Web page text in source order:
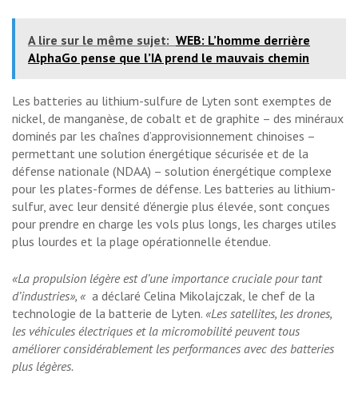
A lire sur le même sujet: WEB: L’homme derrière
AlphaGo pense que l’IA prend le mauvais chemin
Les batteries au lithium-sulfure de Lyten sont exemptes de
nickel, de manganèse, de cobalt et de graphite – des minéraux
dominés par les chaînes d’approvisionnement chinoises –
permettant une solution énergétique sécurisée et de la
défense nationale (NDAA) – solution énergétique complexe
pour les plates-formes de défense. Les batteries au lithium-
sulfur, avec leur densité d’énergie plus élevée, sont conçues
pour prendre en charge les vols plus longs, les charges utiles
plus lourdes et la plage opérationnelle étendue.
«La propulsion légère est d’une importance cruciale pour tant
d’industries», « a déclaré Celina Mikolajczak, le chef de la
technologie de la batterie de Lyten. «Les satellites, les drones,
les véhicules électriques et la micromobilité peuvent tous
améliorer considérablement les performances avec des batteries
plus légères.